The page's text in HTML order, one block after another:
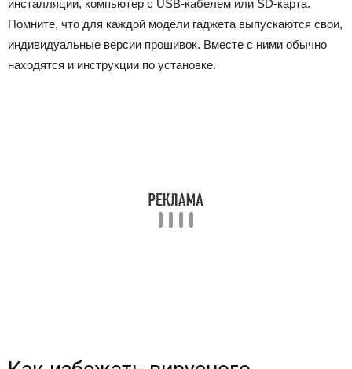
инсталляции, компьютер с USB-кабелем или SD-карта.
Помните, что для каждой модели гаджета выпускаются свои,
индивидуальные версии прошивок. Вместе с ними обычно
находятся и инструкции по установке.